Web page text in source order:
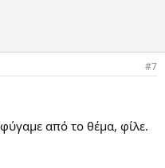
#7
από το θέμα, φίλε.